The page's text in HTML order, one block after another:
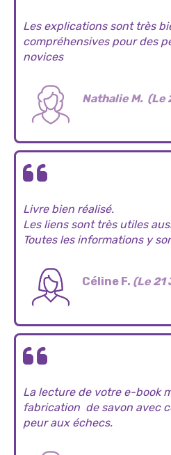
Les explications sont très
compréhensives pour des
novices
Nathalie M. (Le
Livre bien réalisé.
Les liens sont très utiles
Toutes les informations y
Céline F. (Le 21
La lecture de votre e-book
fabrication de savon avec
peur aux échecs.